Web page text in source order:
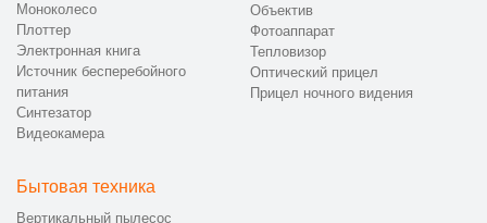
Моноколесо
Плоттер
Электронная книга
Источник бесперебойного
питания
Синтезатор
Видеокамера
Объектив
Фотоаппарат
Тепловизор
Оптический прицел
Прицел ночного видения
Бытовая техника
Вертикальный пылесос